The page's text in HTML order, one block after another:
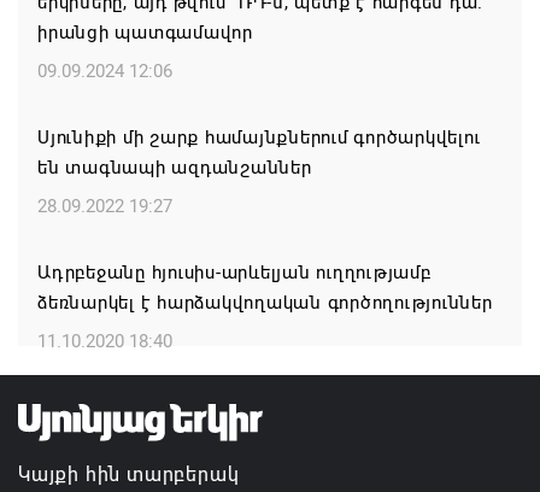
10.08.2026 12:59
Սյունյաց աշխարհի արժանավոր դուստր
10.08.2026 12:22
Արամ Վարդևանյանը 53 կողմ ձայնով ընտրվեց
10.08.2026 12:18
Язык как путь к культуре: в Доме Москвы в
10.08.2026 11:36
իրանցի պատգամավոր
09.09.2024 12:06
Սյունիքի մի շարք համայնքներում գործարկվելու
են տագնապի ազդանշաններ
28.09.2022 19:27
Ադրբեջանը հյուսիս-արևելյան ուղղությամբ
ձեռնարկել է հարձակվողական գործողություններ
11.10.2020 18:40
Կայքի հին տարբերակ